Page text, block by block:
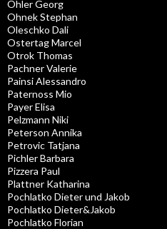
Öhler Georg
Ohnek Stephan
Oleschko Dali
Ostertag Marcel
Otrok Thomas
Pachner Valerie
Painsi Alessandro
Paternoss Mio
Payer Elisa
Pelzmann Niki
Peterson Annika
Petrovic Tatjana
Pichler Barbara
Pizzera Paul
Plattner Katharina
Pochlatko Dieter und Jakob
Pochlatko Dieter&Jakob
Pochlatko Florian